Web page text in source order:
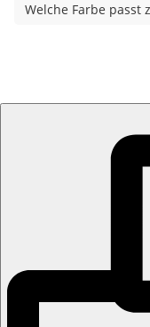
Welche Farbe passt